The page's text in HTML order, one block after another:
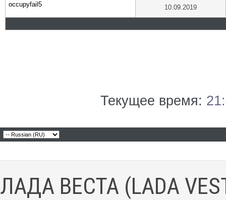
occupyfail5 10.09.2019
Текущее время:
ЛАДА ВЕСТА (LADA